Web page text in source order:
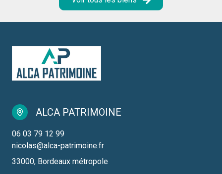
ALCA PATRIMOINE
06 03 79 12 99
nicolas@alca-patrimoine.fr
33000, Bordeaux métropole